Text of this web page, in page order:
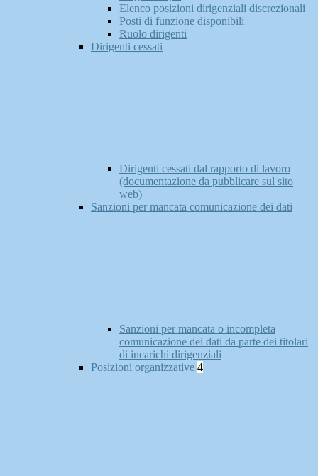
Elenco posizioni dirigenziali discrezionali
Posti di funzione disponibili
Ruolo dirigenti
Dirigenti cessati
Dirigenti cessati dal rapporto di lavoro
(documentazione da pubblicare sul sito
web)
Sanzioni per mancata comunicazione dei dati
Sanzioni per mancata o incompleta
comunicazione dei dati da parte dei titolari
di incarichi dirigenziali
Posizioni organizzative 4